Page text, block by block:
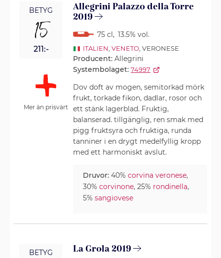
BETYG
15
211:-
Mer än prisvärt
Allegrini Palazzo della Torre
2019
75 cl, 13.5% vol.
ITALIEN VENETO, VERONESE
Producent:Allegrini
Systembolaget: 74997
Dov doft av mogen, semitorkad mörk
frukt, torkade fikon, dadlar, rosor och
ett stänk lagerblad. Fruktig,
balanserad. tillgänglig, ren smak med
pigg fruktsyra och fruktiga, runda
tanniner i en drygt medelfyllig kropp
med ett harmoniskt avslut.
Druvor: 40%corvina veronese,
30%corvinone, 25% rondinella,
5%sangiovese
BETYG La Grola 2019